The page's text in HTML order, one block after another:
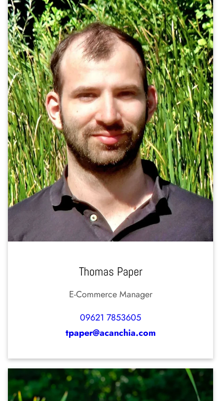
Thomas Paper
E-Commerce Manager
09621 7853605
tpaper@acanchia.com